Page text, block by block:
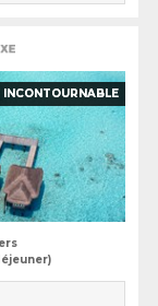
INCONTOURNABLE